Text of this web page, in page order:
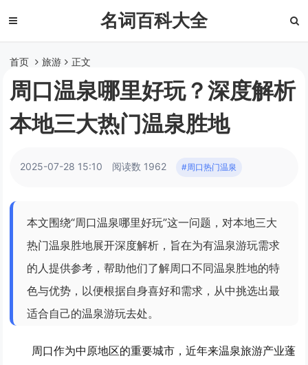
名词百科大全
首页 旅游 正文
周口温泉哪里好玩？深度解析
本地三大热门温泉胜地
2025-07-28 15:10 阅读数 1962 #周口热门温泉
本文围绕“周口温泉哪里好玩”这一问题，对本地三大
热门温泉胜地展开深度解析，旨在为有温泉游玩需求
的人提供参考，帮助他们了解周口不同温泉胜地的特
色与优势，以便根据自身喜好和需求，从中挑选出最
适合自己的温泉游玩去处。
周口作为中原地区的重要城市，近年来温泉旅游产业蓬